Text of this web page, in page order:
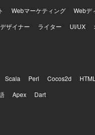
Webマーケティング Webデ
ザイナー ライター UI/UX
Scala Perl Cocos2d HTML
Apex Dart